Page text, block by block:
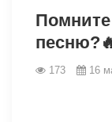
173 16